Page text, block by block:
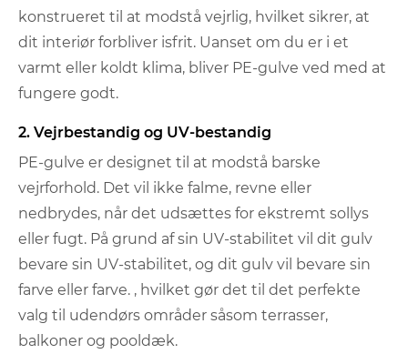
konstrueret til at modstå vejrlig, hvilket sikrer, at
dit interiør forbliver isfrit. Uanset om du er i et
varmt eller koldt klima, bliver PE-gulve ved med at
fungere godt.
2. Vejrbestandig og UV-bestandig
PE-gulve er designet til at modstå barske
vejrforhold. Det vil ikke falme, revne eller
nedbrydes, når det udsættes for ekstremt sollys
eller fugt. På grund af sin UV-stabilitet vil dit gulv
bevare sin UV-stabilitet, og dit gulv vil bevare sin
farve eller farve. , hvilket gør det til det perfekte
valg til udendørs områder såsom terrasser,
balkoner og pooldæk.